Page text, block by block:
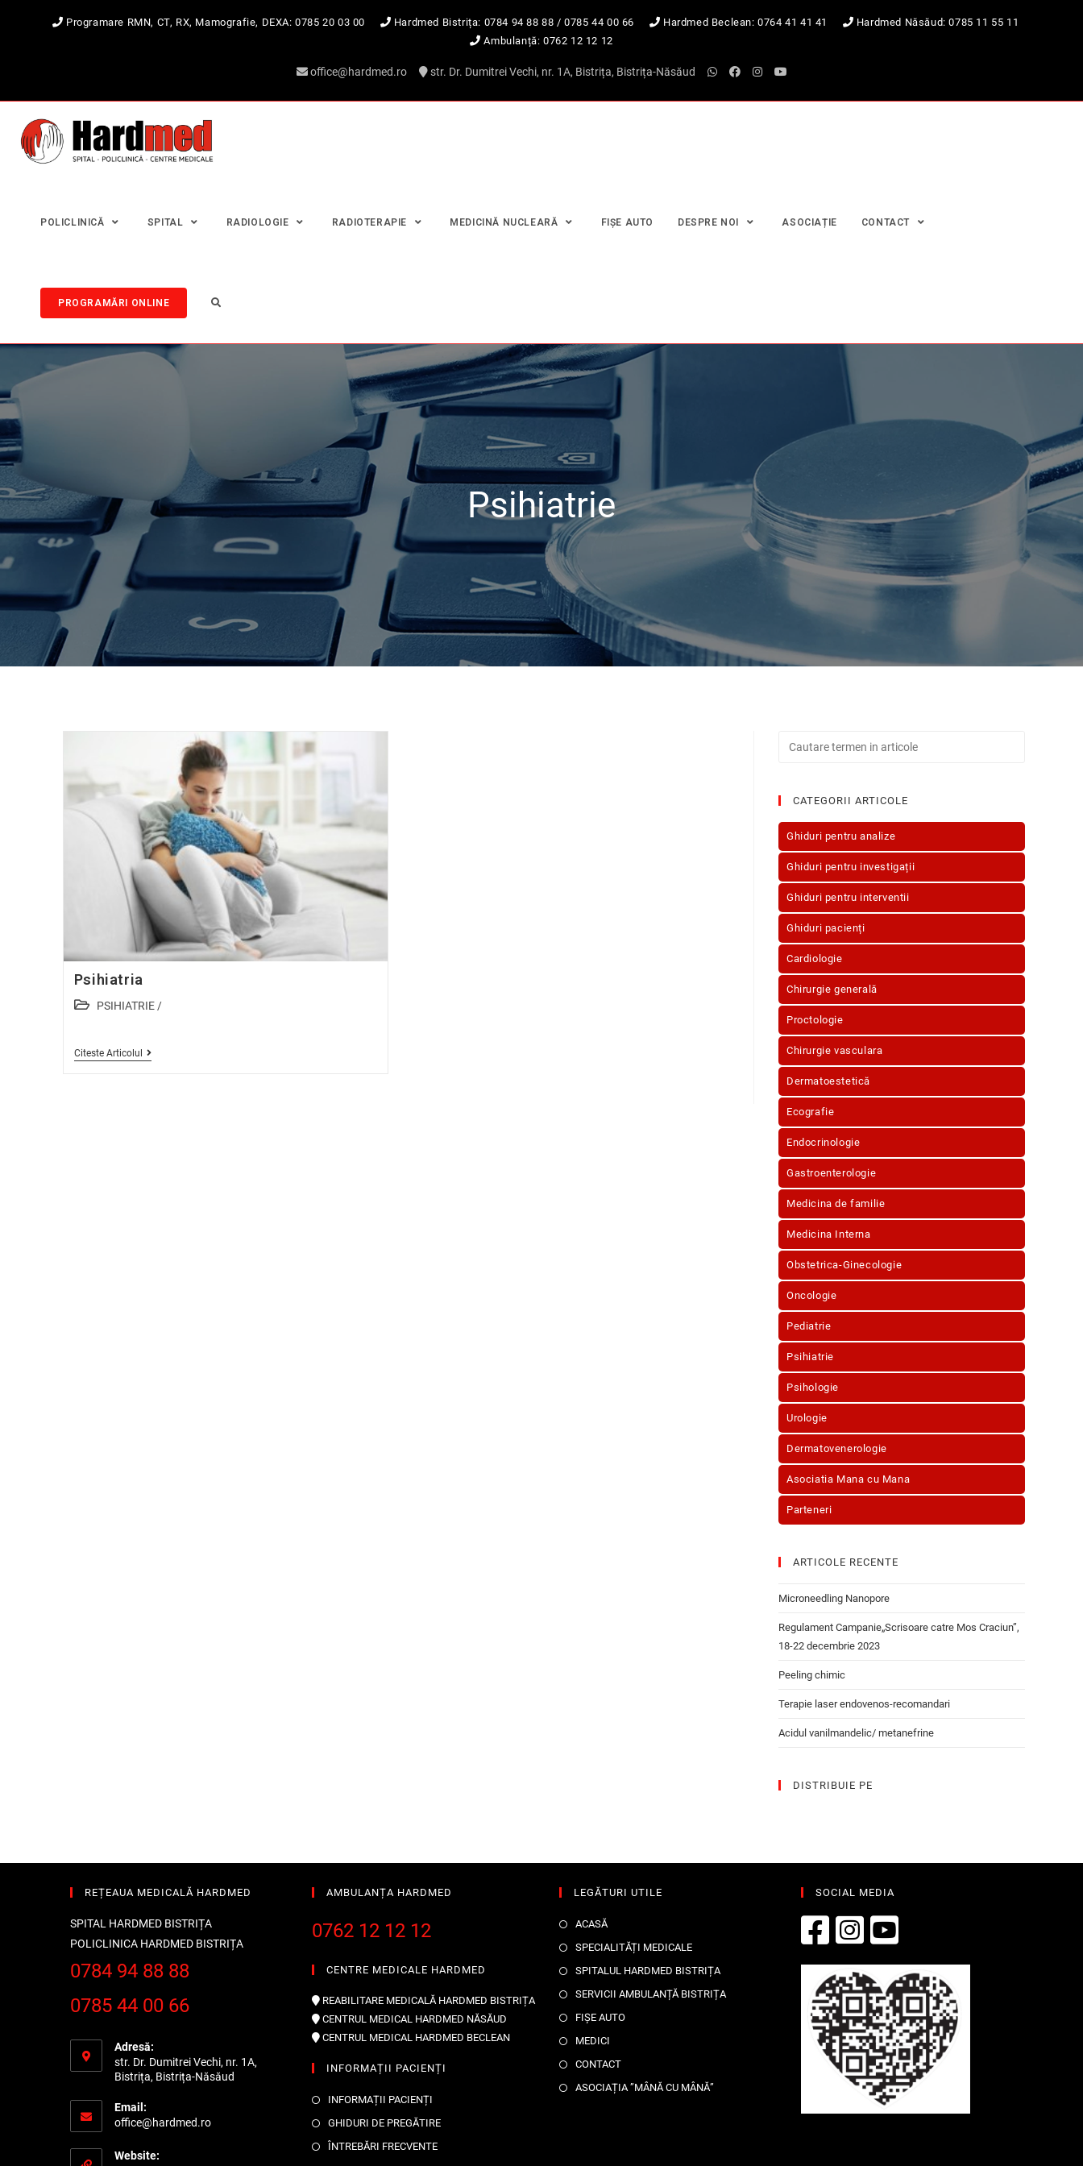
Programare RMN, CT, RX, Mamografie, DEXA:0785 20 03 00 Hardmed Bistrița: 0784 94 88 88 /0785 44 00 66 Hardmed Beclean:0764 41 41 41 Hardmed Năsăud:0785 11 55 11
Ambulanță: 0762 12 12 12
office@hardmed.ro str. Dr. Dumitrei Vechi, nr. 1A, Bistrița, Bistrița-Năsăud
POLICLINICĂ SPITAL RADIOLOGIE RADIOTERAPIE MEDICINĂ NUCLEARĂ FIȘE AUTO DESPRE NOI ASOCIAȚIE CONTACT
PROGRAMĂRI ONLINE
Psihiatrie
Psihiatria
PSIHIATRIE/
Citeste Articolul
CATEGORII ARTICOLE
Ghiduri pentru analize
Ghiduri pentru investigații
Ghiduri pentru interventii
Ghiduri pacienți
Cardiologie
Chirurgie generală
Proctologie
Chirurgie vasculara
Dermatoestetică
Ecografie
Endocrinologie
Gastroenterologie
Medicina de familie
Medicina Interna
Obstetrica-Ginecologie
Oncologie
Pediatrie
Psihiatrie
Psihologie
Urologie
Dermatovenerologie
Asociatia Mana cu Mana
Parteneri
ARTICOLE RECENTE
Microneedling Nanopore
Regulament Campanie„Scrisoare catre Mos Craciun”,
18-22 decembrie 2023
Peeling chimic
Terapie laser endovenos-recomandari
Acidul vanilmandelic/ metanefrine
DISTRIBUIE PE
REȚEAUA MEDICALĂ HARDMED
SPITAL HARDMED BISTRIȚA
POLICLINICA HARDMED BISTRIȚA
0784 94 88 88
0785 44 00 66
Adresă:
str. Dr. Dumitrei Vechi, nr. 1A,
Bistrița, Bistrița-Năsăud
Email:
office@hardmed.ro
Website:
AMBULANȚA HARDMED
0762 12 12 12
CENTRE MEDICALE HARDMED
REABILITARE MEDICALĂ HARDMED BISTRIȚA
CENTRUL MEDICAL HARDMED NĂSĂUD
CENTRUL MEDICAL HARDMED BECLEAN
INFORMAȚII PACIENȚI
INFORMAȚII PACIENȚI
GHIDURI DE PREGĂTIRE
ÎNTREBĂRI FRECVENTE
LEGĂTURI UTILE
ACASĂ
SPECIALITĂȚI MEDICALE
SPITALUL HARDMED BISTRIȚA
SERVICII AMBULANȚĂ BISTRIȚA
FIȘE AUTO
MEDICI
CONTACT
ASOCIAȚIA ”MÂNĂ CU MÂNĂ”
SOCIAL MEDIA